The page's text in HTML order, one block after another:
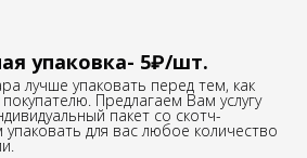
упаковка- 5₽/шт.
лучше упаковать перед тем, как
Предлагаем Вам услугу
пакет со скотч-
для вас любое количество